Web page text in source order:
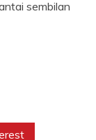
sembilan